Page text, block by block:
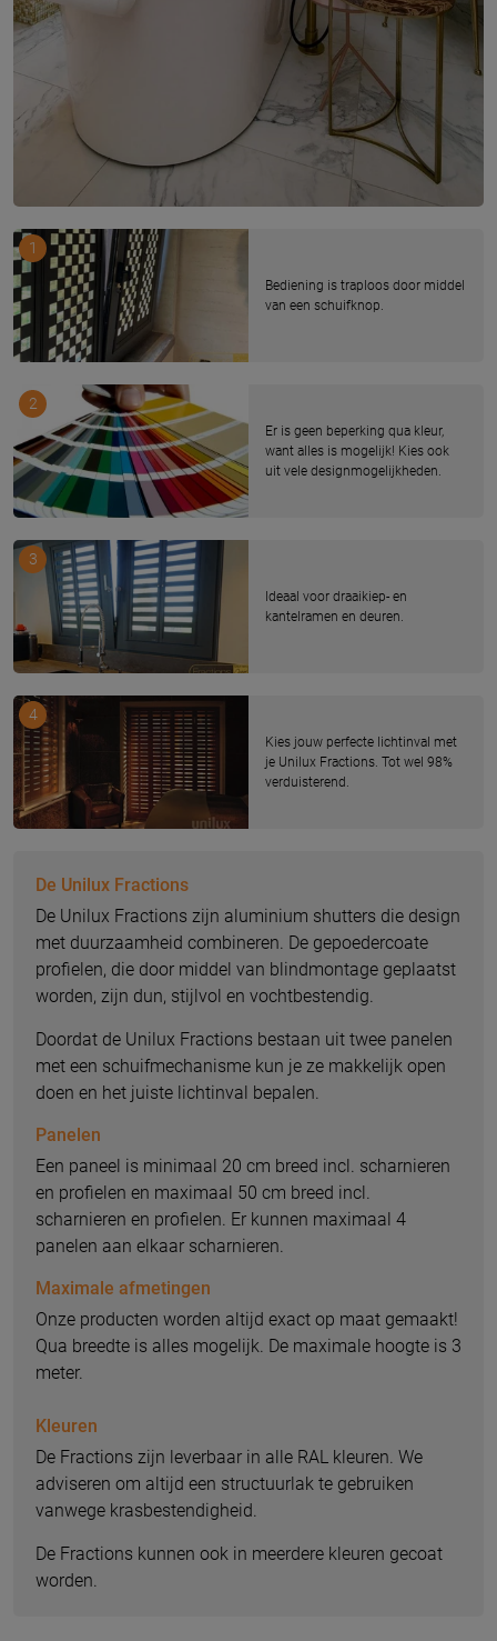
Bediening is traploos door middel
van een schuifknop.
1
Er is geen beperking qua kleur,
want alles is mogelijk! Kies ook
uit vele designmogelijkheden.
2
Ideaal voor draaikiep- en
kantelramen en deuren.
3
Kies jouw perfecte lichtinval met
je Unilux Fractions. Tot wel 98%
verduisterend.
4
De Unilux Fractions
De Unilux Fractions zijn aluminium shutters die design
met duurzaamheid combineren. De gepoedercoate
profielen, die door middel van blindmontage geplaatst
worden, zijn dun, stijlvol en vochtbestendig.
Doordat de Unilux Fractions bestaan uit twee panelen
met een schuifmechanisme kun je ze makkelijk open
doen en het juiste lichtinval bepalen.
Panelen
Een paneel is minimaal 20 cm breed incl. scharnieren
en profielen en maximaal 50 cm breed incl.
scharnieren en profielen. Er kunnen maximaal 4
panelen aan elkaar scharnieren.
Maximale afmetingen
Onze producten worden altijd exact op maat gemaakt!
Qua breedte is alles mogelijk. De maximale hoogte is 3
meter.
Kleuren
De Fractions zijn leverbaar in alle RAL kleuren. We
adviseren om altijd een structuurlak te gebruiken
vanwege krasbestendigheid.
De Fractions kunnen ook in meerdere kleuren gecoat
worden.